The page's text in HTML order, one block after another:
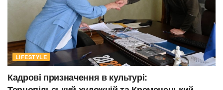
LIFESTYLE
Кадрові призначення в культурі: